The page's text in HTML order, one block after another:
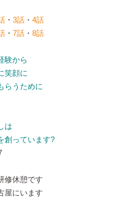
・ 3話 ・ 4話
・ 7話 ・ 8話
験から
笑顔に
らうために
は
創っています?
修休憩です
屋にいます